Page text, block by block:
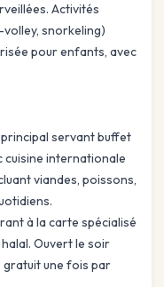
Activités
snorkeling)
pour enfants, avec
servant buffet
cuisine internationale
viandes, poissons,
à la carte spécialisé
Ouvert le soir
gratuit une fois par